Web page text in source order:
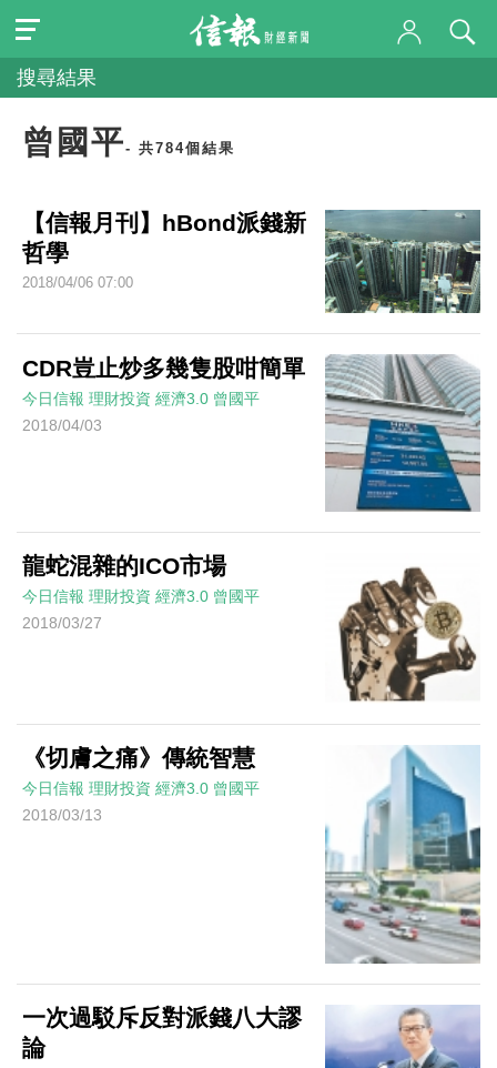
搜尋結果
曾國平- 共784個結果
【信報月刊】hBond派錢新
哲學
2018/04/06 07:00
CDR豈止炒多幾隻股咁簡單
今日信報 理財投資 經濟3.0 曾國平
2018/04/03
龍蛇混雜的ICO市場
今日信報 理財投資 經濟3.0 曾國平
2018/03/27
《切膚之痛》傳統智慧
今日信報 理財投資 經濟3.0 曾國平
2018/03/13
一次過駁斥反對派錢八大謬
論